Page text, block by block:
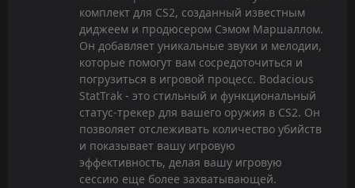
комплект для CS2, созданный известным
диджеем и продюсером Сэмом Маршаллом.
Он добавляет уникальные звуки и мелодии,
которые помогут вам сосредоточиться и
погрузиться в игровой процесс. Bodacious
StatTrak - это стильный и функциональный
статус-трекер для вашего оружия в CS2. Он
позволяет отслеживать количество убийств
и показывает вашу игровую
эффективность, делая вашу игровую
сессию еще более захватывающей.